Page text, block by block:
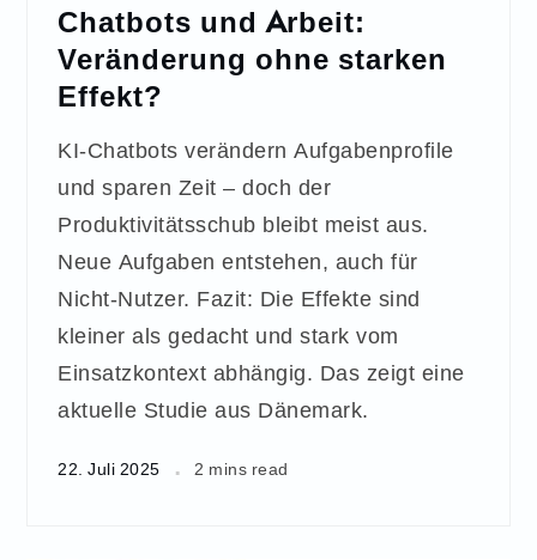
Chatbots und Arbeit:
Veränderung ohne starken
Effekt?
KI-Chatbots verändern Aufgabenprofile
und sparen Zeit – doch der
Produktivitätsschub bleibt meist aus.
Neue Aufgaben entstehen, auch für
Nicht-Nutzer. Fazit: Die Effekte sind
kleiner als gedacht und stark vom
Einsatzkontext abhängig. Das zeigt eine
aktuelle Studie aus Dänemark.
22. Juli 2025 2 mins read